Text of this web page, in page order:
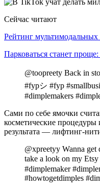
Сейчас читают
Рейтинг
Парковаться станет
@toopreety Back in
#fypシ #fyp
#dimplemakers
Сами по себе ямочки
косметические
результата — лифтинг-
@xpreetyy Wanna
take a look on my
#dimplemaker
#howtogetdimples